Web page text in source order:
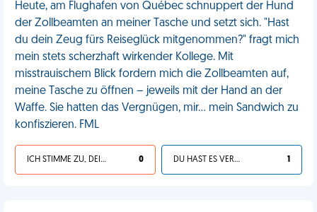
Heute, am Flughafen von Québec schnuppert der Hund
der Zollbeamten an meiner Tasche und setzt sich. "Hast
du dein Zeug fürs Reiseglück mitgenommen?" fragt mich
mein stets scherzhaft wirkender Kollege. Mit
misstrauischem Blick fordern mich die Zollbeamten auf,
meine Tasche zu öffnen – jeweils mit der Hand an der
Waffe. Sie hatten das Vergnügen, mir… mein Sandwich zu
konfiszieren. FML
ICH STIMME ZU, DEIN LEBEN IST SCHEISSE 0 DU HAST ES VERDIENT 1